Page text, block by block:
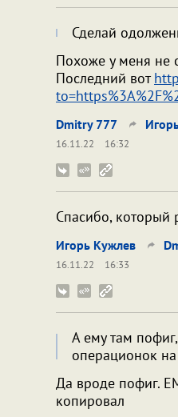
Сделай
Похоже у меня не
Последний вот
Dmitry 777
16.11.22
16:32
Спасибо, который
Игорь Кужлев
16.11.22
16:33
А ему там
операционок
Да вроде пофиг.
копировал